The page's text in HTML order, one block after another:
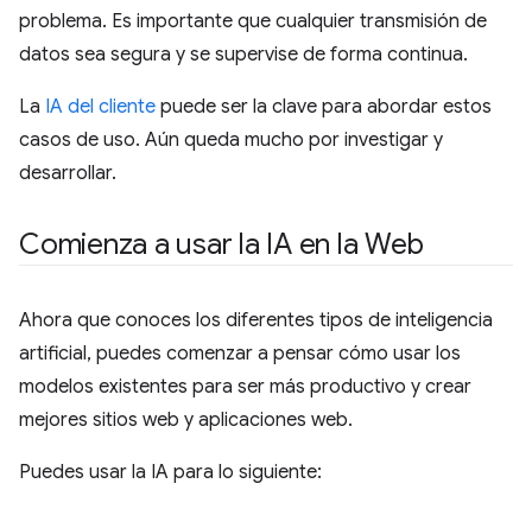
problema. Es importante que cualquier transmisión de
datos sea segura y se supervise de forma continua.
La IA del cliente puede ser la clave para abordar estos
casos de uso. Aún queda mucho por investigar y
desarrollar.
Comienza a usar la IA en la Web
Ahora que conoces los diferentes tipos de inteligencia
artificial, puedes comenzar a pensar cómo usar los
modelos existentes para ser más productivo y crear
mejores sitios web y aplicaciones web.
Puedes usar la IA para lo siguiente: